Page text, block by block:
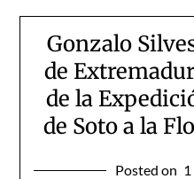
Gonzalo
de
de la
de Soto a la
Posted on